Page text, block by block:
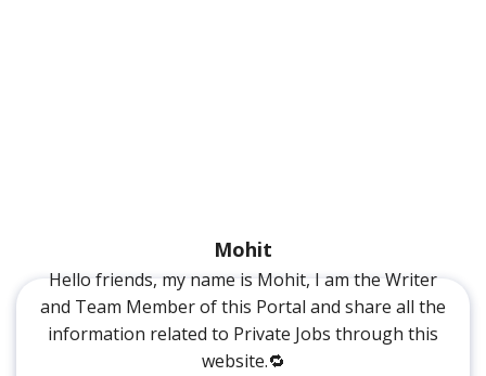
Mohit
Hello friends, my name is Mohit, I am the Writer
and Team Member of this Portal and share all the
information related to Private Jobs through this
website.🔁